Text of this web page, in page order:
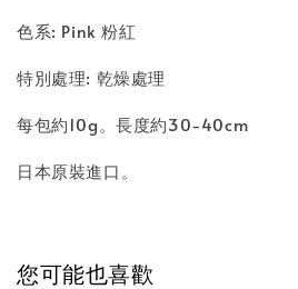
色系: Pink 粉紅
特別處理: 乾燥處理
每包約10g。長度約30-40cm
日本原裝進口。
您可能也喜歡